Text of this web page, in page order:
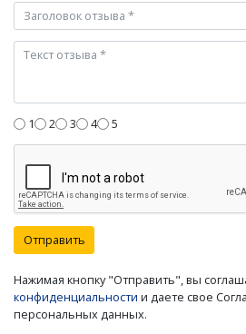
1 2 3 4 5
Отправить
Нажимая кнопку "Отправить", вы
конфиденциальности и даете свое
персональных данных.